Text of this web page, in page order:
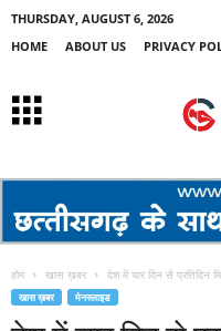
THURSDAY, AUGUST 6, 2026
HOME
ABOUT US PRIVACY
होम खास ख़बर देश में चार दिन से प्रतिदिन
खास ख़बर मेनस्लाइड